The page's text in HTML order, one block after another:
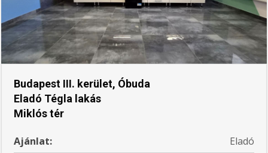
Budapest III. kerület, Óbuda
Eladó Tégla lakás
Miklós tér
Ajánlat:
Eladó